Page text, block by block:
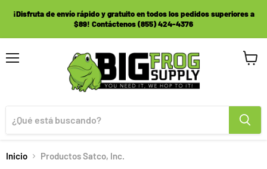
¡Disfruta de envío rápido y gratuito en todos los pedidos superiores a
$89! Contáctenos (855) 424-4376
Inicio Productos Satco, Inc.